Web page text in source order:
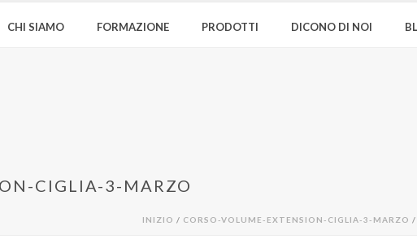
CHI SIAMO FORMAZIONE PRODOTTI DICONO DI NOI
CIGLIA-3-MARZO
INIZIO / CORSO-VOLUME-EXTENSION-CIGLIA-3-MARZO /